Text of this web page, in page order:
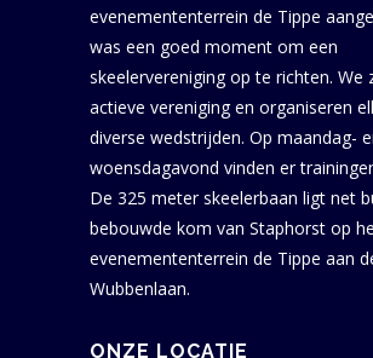
evenemententerrein de Tippe
was een goed moment om een
skeelervereniging op te richten. We
actieve vereniging en organiseren
diverse wedstrijden. Op maandag-
woensdagavond vinden er
De 325 meter skeelerbaan ligt net
bebouwde kom van Staphorst op
evenemententerrein de Tippe aan
Wubbenlaan.
ONZE LOCATIE